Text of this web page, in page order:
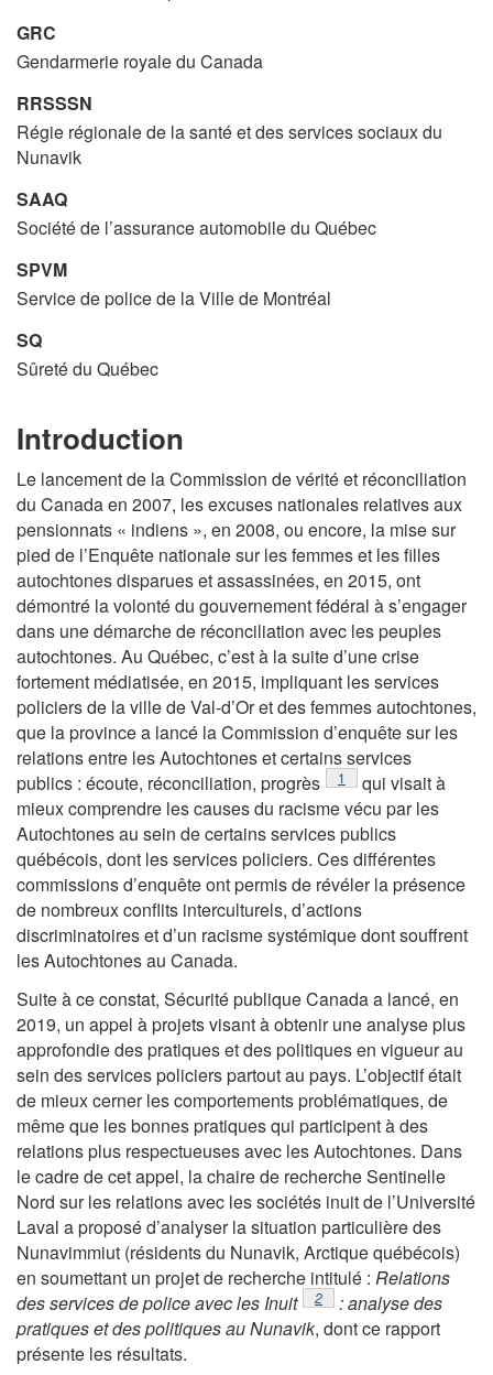
GRC
Gendarmerie royale du Canada
RRSSSN
Régie régionale de la santé et des services sociaux du
Nunavik
SAAQ
Société de l’assurance automobile du Québec
SPVM
Service de police de la Ville de Montréal
SQ
Sûreté du Québec
Introduction
Le lancement de la Commission de vérité et réconciliation
du Canada en 2007, les excuses nationales relatives aux
pensionnats « indiens », en 2008, ou encore, la mise sur
pied de l’Enquête nationale sur les femmes et les filles
autochtones disparues et assassinées, en 2015, ont
démontré la volonté du gouvernement fédéral à s’engager
dans une démarche de réconciliation avec les peuples
autochtones. Au Québec, c’est à la suite d’une crise
fortement médiatisée, en 2015, impliquant les services
policiers de la ville de Val-d’Or et des femmes autochtones,
que la province a lancé la Commission d’enquête sur les
relations entre les Autochtones et certains services
publics : écoute, réconciliation, progrès
Note de bas de page
1
qui visait à
mieux comprendre les causes du racisme vécu par les
Autochtones au sein de certains services publics
québécois, dont les services policiers. Ces différentes
commissions d’enquête ont permis de révéler la présence
de nombreux conflits interculturels, d’actions
discriminatoires et d’un racisme systémique dont souffrent
les Autochtones au Canada.
Suite à ce constat, Sécurité publique Canada a lancé, en
2019, un appel à projets visant à obtenir une analyse plus
approfondie des pratiques et des politiques en vigueur au
sein des services policiers partout au pays. L’objectif était
de mieux cerner les comportements problématiques, de
même que les bonnes pratiques qui participent à des
relations plus respectueuses avec les Autochtones. Dans
le cadre de cet appel, la chaire de recherche Sentinelle
Nord sur les relations avec les sociétés inuit de l’Université
Laval a proposé d’analyser la situation particulière des
Nunavimmiut (résidents du Nunavik, Arctique québécois)
en soumettant un projet de recherche intitulé : Relations
des services de police avec les Inuit
Note de bas de page
2 :analyse des
pratiques et des politiques au Nunavik, dont ce rapport
présente les résultats.